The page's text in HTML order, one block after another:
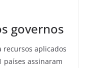
governos
recursos aplicados
países assinaram